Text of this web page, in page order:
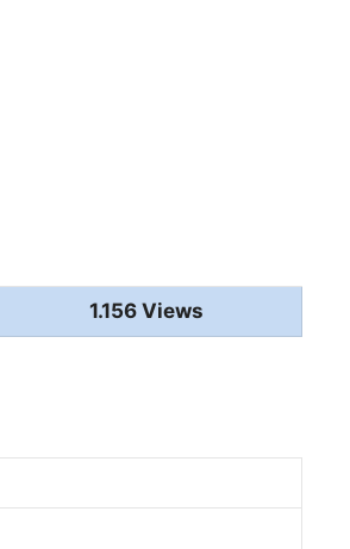
1.156 Views